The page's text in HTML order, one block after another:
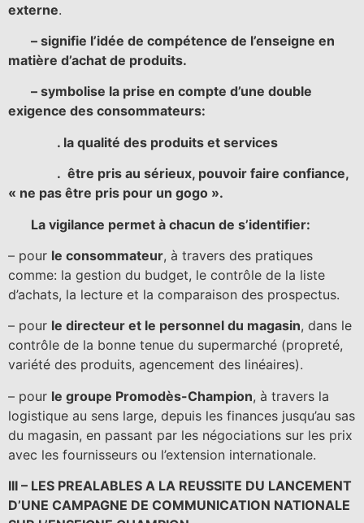
externe.
– signifie l’idée de compétence de l’enseigne en
matière d’achat de produits.
– symbolise la prise en compte d’une double
exigence des consommateurs:
. la qualité des produits et services
. être pris au sérieux, pouvoir faire confiance,
« ne pas être pris pour un gogo ».
La vigilance permet à chacun de s’identifier:
– pour le consommateur, à travers des pratiques
comme: la gestion du budget, le contrôle de la liste
d’achats, la lecture et la comparaison des prospectus.
– pour le directeur et le personnel du magasin, dans le
contrôle de la bonne tenue du supermarché (propreté,
variété des produits, agencement des linéaires).
– pour le groupe Promodès-Champion, à travers la
logistique au sens large, depuis les finances jusqu’au sas
du magasin, en passant par les négociations sur les prix
avec les fournisseurs ou l’extension internationale.
III – LES PREALABLES A LA REUSSITE DU LANCEMENT
D’UNE CAMPAGNE DE COMMUNICATION NATIONALE